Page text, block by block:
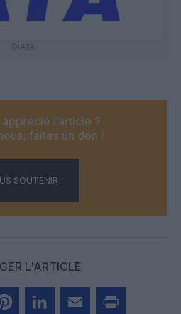
©IATA
l’article ?
faites un don !
SOUTENIR
L'ARTICLE